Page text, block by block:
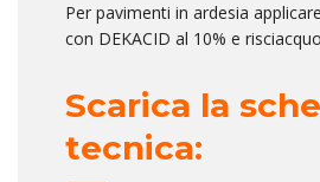
Per pavimenti in ardesia
con DEKACID al 10% e risciacquo
Scarica la
tecnica: